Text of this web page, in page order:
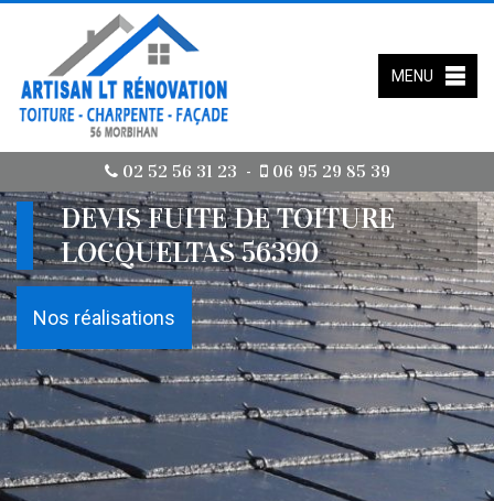
02 52 56 31 23 - 06 95 29 85 39
MENU
DEVIS FUITE DE TOITURE
LOCQUELTAS 56390
Nos réalisations